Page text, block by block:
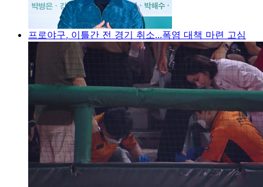
프로야구, 이틀간 전 경기 취소...폭염 대책 마련 고심